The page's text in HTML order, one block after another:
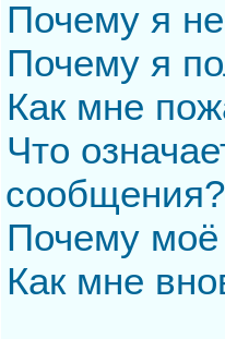
Почему я
Почему я
Как мне
Что
сообщения?
Почему моё
Как мне